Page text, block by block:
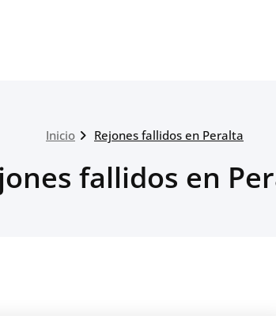
Inicio Rejones fallidos en Peralta
fallidos en